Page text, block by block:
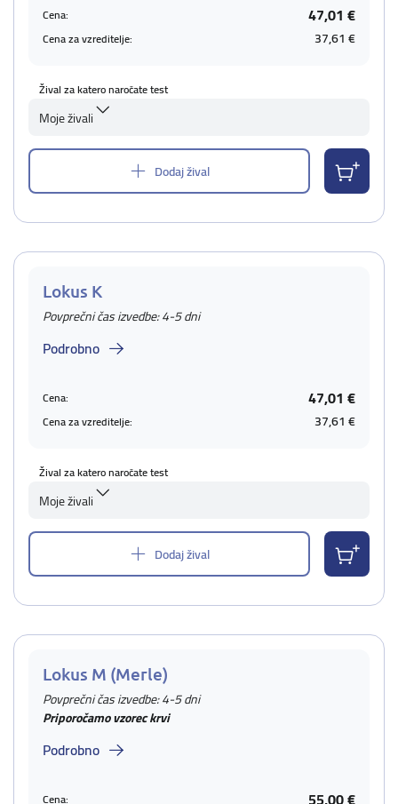
Cena: 47,01 €
Cena za vzreditelje: 37,61 €
Žival za katero naročate test
Moje živali
Dodaj žival
Lokus K
Povprečni čas izvedbe: 4-5 dni
Podrobno
Cena: 47,01 €
Cena za vzreditelje: 37,61 €
Žival za katero naročate test
Moje živali
Dodaj žival
Lokus M (Merle)
Povprečni čas izvedbe: 4-5 dni
Priporočamo vzorec krvi
Podrobno
Cena: